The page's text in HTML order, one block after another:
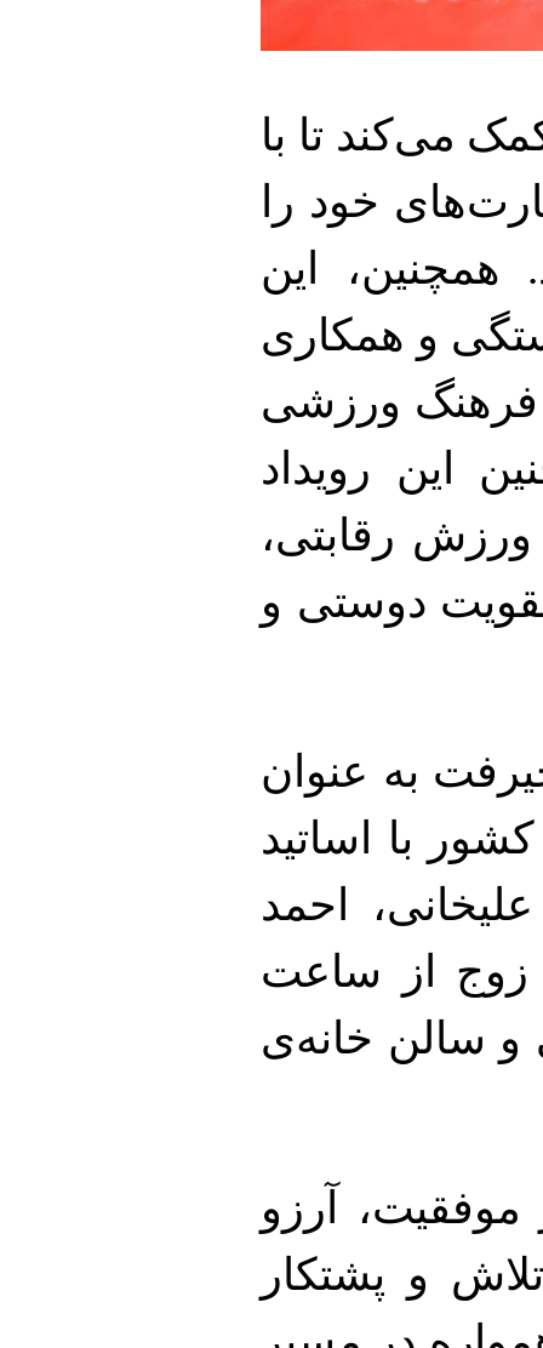
می‌کند تا با
خود را
همچنین، این
و همکاری
فرهنگ ورزشی
این رویداد
رقابتی،
دوستی و
به عنوان
با اساتید
احمد
زوج از ساعت
تختی و سالن خانه‌ی
موفقیت، آرزو
و پشتکار